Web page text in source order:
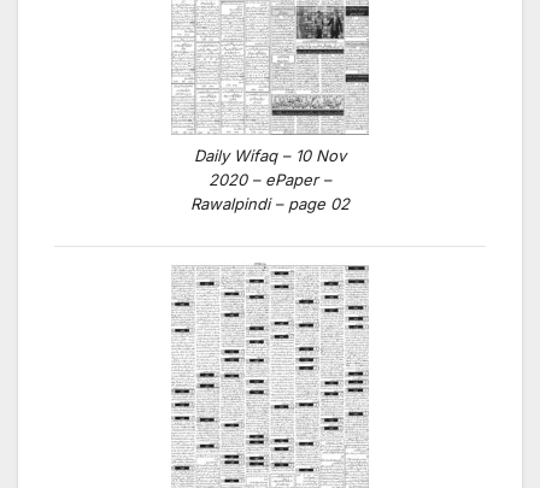
Daily Wifaq – 10 Nov
2020 – ePaper –
Rawalpindi – page 02